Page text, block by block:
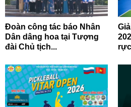
Đoàn công tác báo Nhân
Dân dâng hoa tại Tượng
đài Chủ tịch...